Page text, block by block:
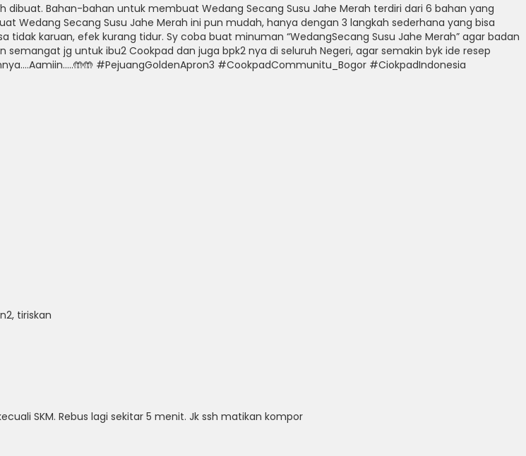
dibuat. Bahan-bahan untuk membuat Wedang Secang Susu Jahe Merah terdiri dari 6 bahan yang
Wedang Secang Susu Jahe Merah ini pun mudah, hanya dengan 3 langkah sederhana yang bisa
tidak karuan, efek kurang tidur. Sy coba buat minuman “WedangSecang Susu Jahe Merah” agar badan
jg untuk ibu2 Cookpad dan juga bpk2 nya di seluruh Negeri, agar semakin byk ide resep
#PejuangGoldenApron3 #CookpadCommunitu_Bogor #CiokpadIndonesia
tiriskan
SKM. Rebus lagi sekitar 5 menit. Jk ssh matikan kompor